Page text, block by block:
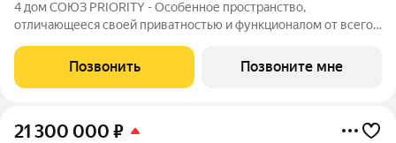
4 дом СОЮЗ PRIORITY - Особенное пространство,
отличающееся своей приватностью и функционалом от всего
предпочитает более камерный формат жилья чувствовал себя
дома. Дом высотой 9 этажей с
Позвонить Позвоните мне
21 300 000 ₽